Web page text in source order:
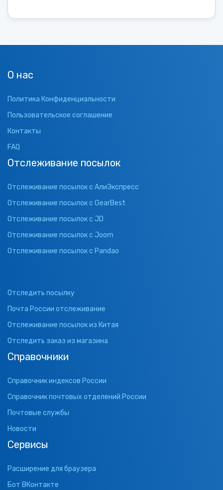
О нас
Политика Конфиденциальности
Пользовательское соглашение
Контакты
FAQ
Отслеживание посылок
Отслеживание посылок с АлиЭкспресс
Отслеживание посылок с GearBest
Отслеживание посылок с JD
Отслеживание посылок с Joom
Отслеживание посылок с Pandao
Отследить посылку
Почта России отслеживание
Отслеживание посылок из Китая
Отследить заказ из магазина
Справочники
Справочник индексов России
Справочник почтовых отделений России
Почтовые службы
Новости
Сервисы
Расширение для браузера
Бот ВКонтакте